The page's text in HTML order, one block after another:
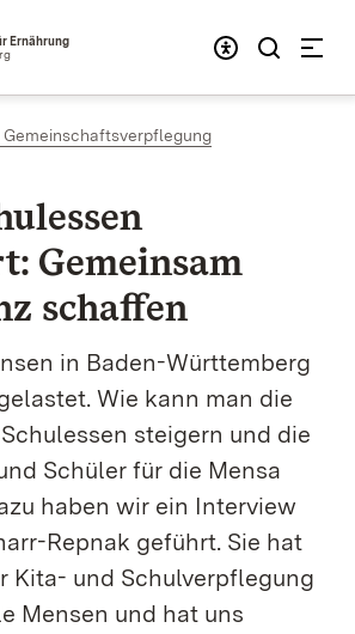
Ernährung
Gemeinsam
schaffen
in Baden-Württemberg
Wie kann man die
steigern und die
Schüler für die Mensa
haben wir ein Interview
Repnak geführt. Sie hat
Kita- und Schulverpflegung
Mensen und hat uns